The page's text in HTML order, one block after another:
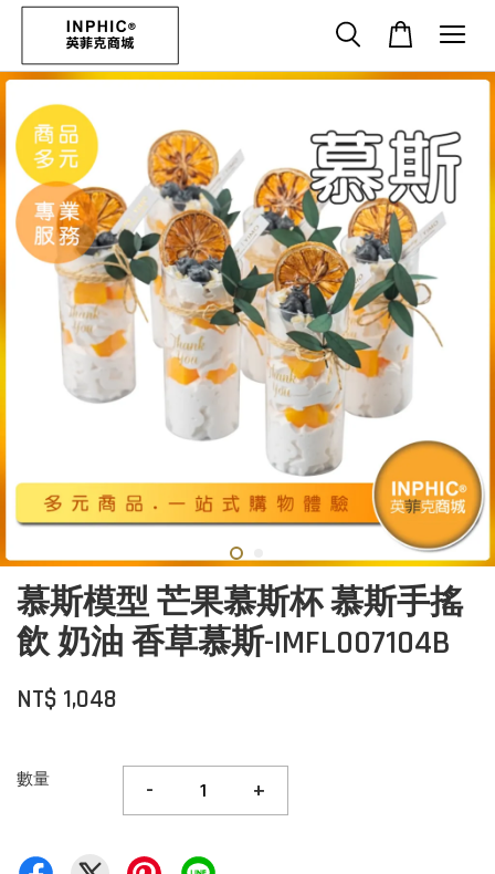
慕斯模型 芒果慕斯杯 慕斯手搖
飲 奶油 香草慕斯-IMFL007104B
NT$ 1,048
數量 - +